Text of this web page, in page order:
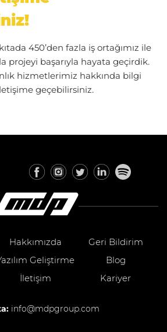
450’den fazla iş ortağımız ile
projeyi başarıyla hayata geçirdik.
hizmetlerimiz hakkında bilgi
geçebilirsiniz.
Hakkımızda
Geri Bildirim
Geliştirme
Blog
İletişim Kariyer
info@mdpgroup.com